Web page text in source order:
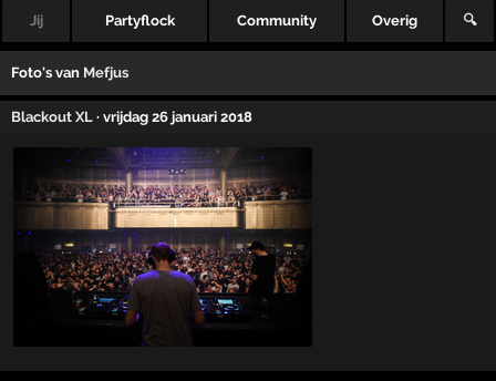
Jij Partyflock Community Overig 🔍
Foto's van Mefjus
Blackout XL · vrijdag 26 januari 2018